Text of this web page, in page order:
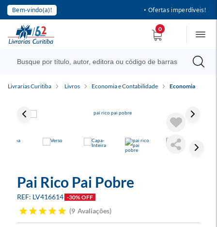
Bem-vindo(a)! • Ofertas imperdíveis!
0
Livrarias Curitiba Livros Economia e Contabilidade Economia
Pai Rico Pai Pobre
LV416614 -30% OFF
9 Avaliações